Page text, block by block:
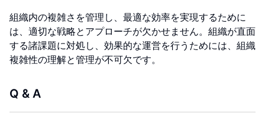
組織内の複雑さを管理し、最適な効率を実現するために
は、適切な戦略とアプローチが欠かせません。組織が直面
する諸課題に対処し、効果的な運営を行うためには、組織
複雑性の理解と管理が不可欠です。
Q & A